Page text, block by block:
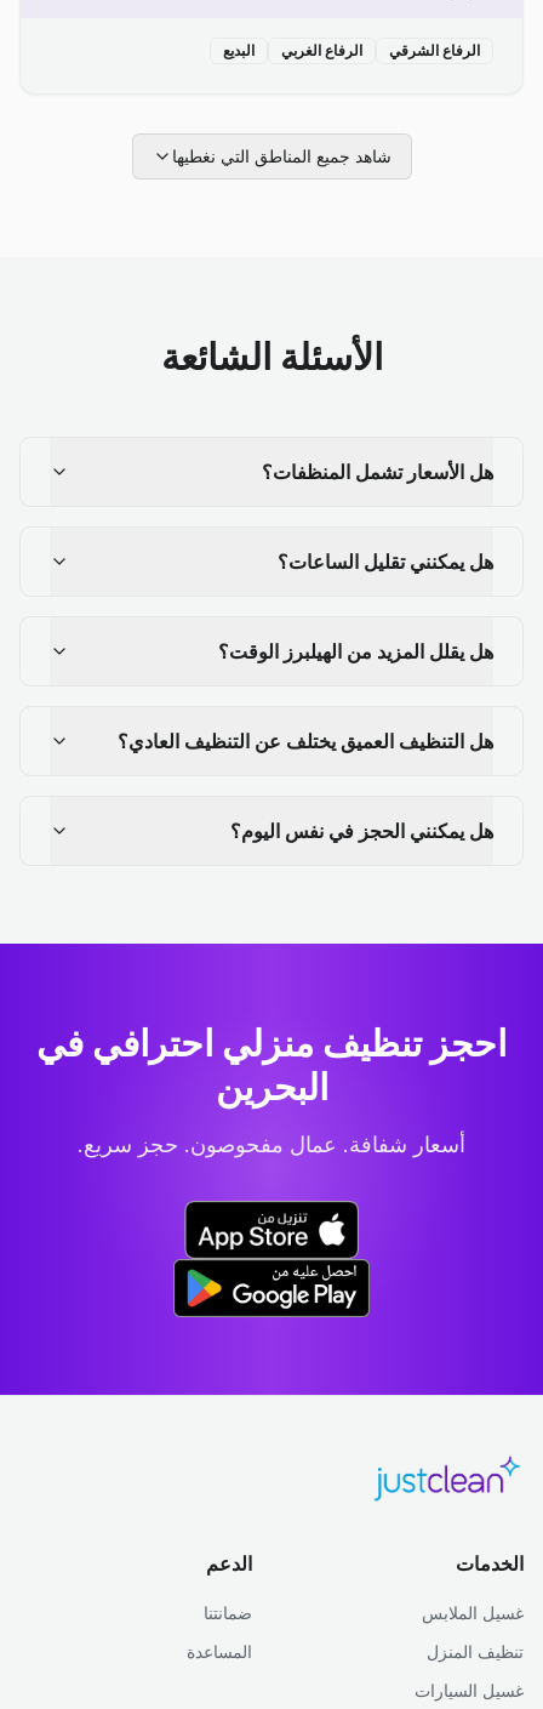
الرفاع الشرقي الرفاع الغربي البديع
شاهد جميع المناطق التي نغطيها
الأسئلة الشائعة
هل الأسعار تشمل المنظفات؟
هل يمكنني تقليل الساعات؟
هل يقلل المزيد من الهيلبرز الوقت؟
هل التنظيف العميق يختلف عن التنظيف العادي؟
هل يمكنني الحجز في نفس اليوم؟
احجز تنظيف منزلي احترافي في
البحرين
أسعار شفافة. عمال مفحوصون. حجز سريع.
الخدمات
غسيل الملابس
تنظيف المنزل
غسيل السيارات
الدعم
ضمانتنا
المساعدة